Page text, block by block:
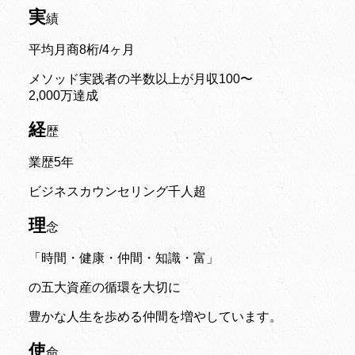
実績
平均月商8桁/4ヶ月
メソッド実践者の半数以上が月収100〜
2,000万達成
経歴
業歴5年
ビジネスカウンセリング千人超
理念
「時間・健康・仲間・知識・富」
の五大資産の循環を大切に
豊かな人生を歩める仲間を増やしています。
使命